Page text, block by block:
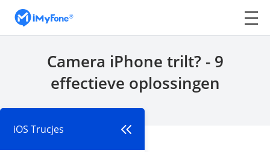
Camera iPhone trilt? - 9
effectieve oplossingen
iOS Trucjes